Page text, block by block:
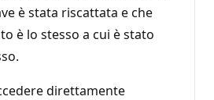
è stata riscattata e che
è lo stesso a cui è stato
direttamente